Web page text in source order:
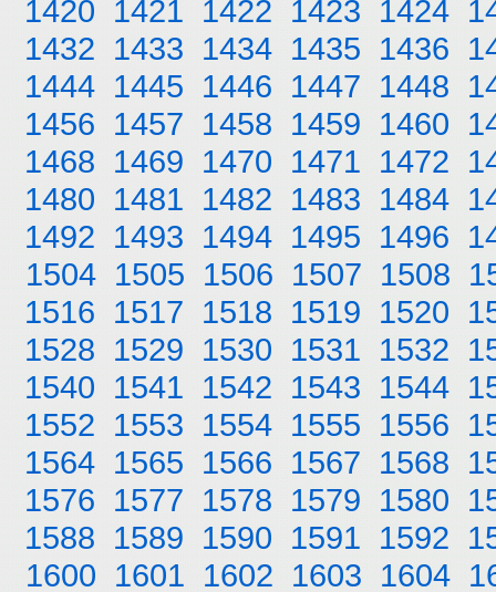
1420 1421 1422 1423 1424
1432 1433 1434 1435 1436
1444 1445 1446 1447 1448
1456 1457 1458 1459 1460
1468 1469 1470 1471 1472
1480 1481 1482 1483 1484
1492 1493 1494 1495 1496
1504 1505 1506 1507 1508
1516 1517 1518 1519 1520
1528 1529 1530 1531 1532
1540 1541 1542 1543 1544
1552 1553 1554 1555 1556
1564 1565 1566 1567 1568
1576 1577 1578 1579 1580
1588 1589 1590 1591 1592
1600 1601 1602 1603 1604